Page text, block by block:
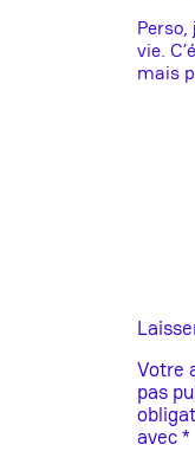
vie.
mais
Votre
pas
avec*